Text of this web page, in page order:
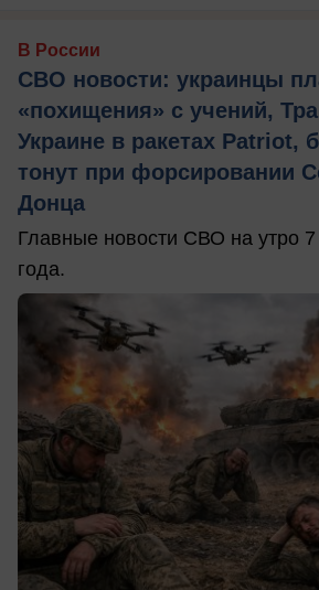
В России
СВО новости: украинцы
«похищения» с учений,
Украине в ракетах Patriot,
тонут при форсировании
Донца
Главные новости СВО на утро 7
года.